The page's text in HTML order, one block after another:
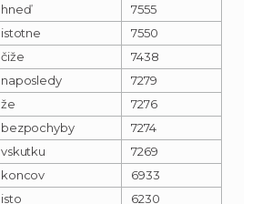
hneď
7555
istotne
7550
čiže
7438
naposledy
7279
že
7276
bezpochyby
7274
vskutku
7269
koncov
6933
isto 6230